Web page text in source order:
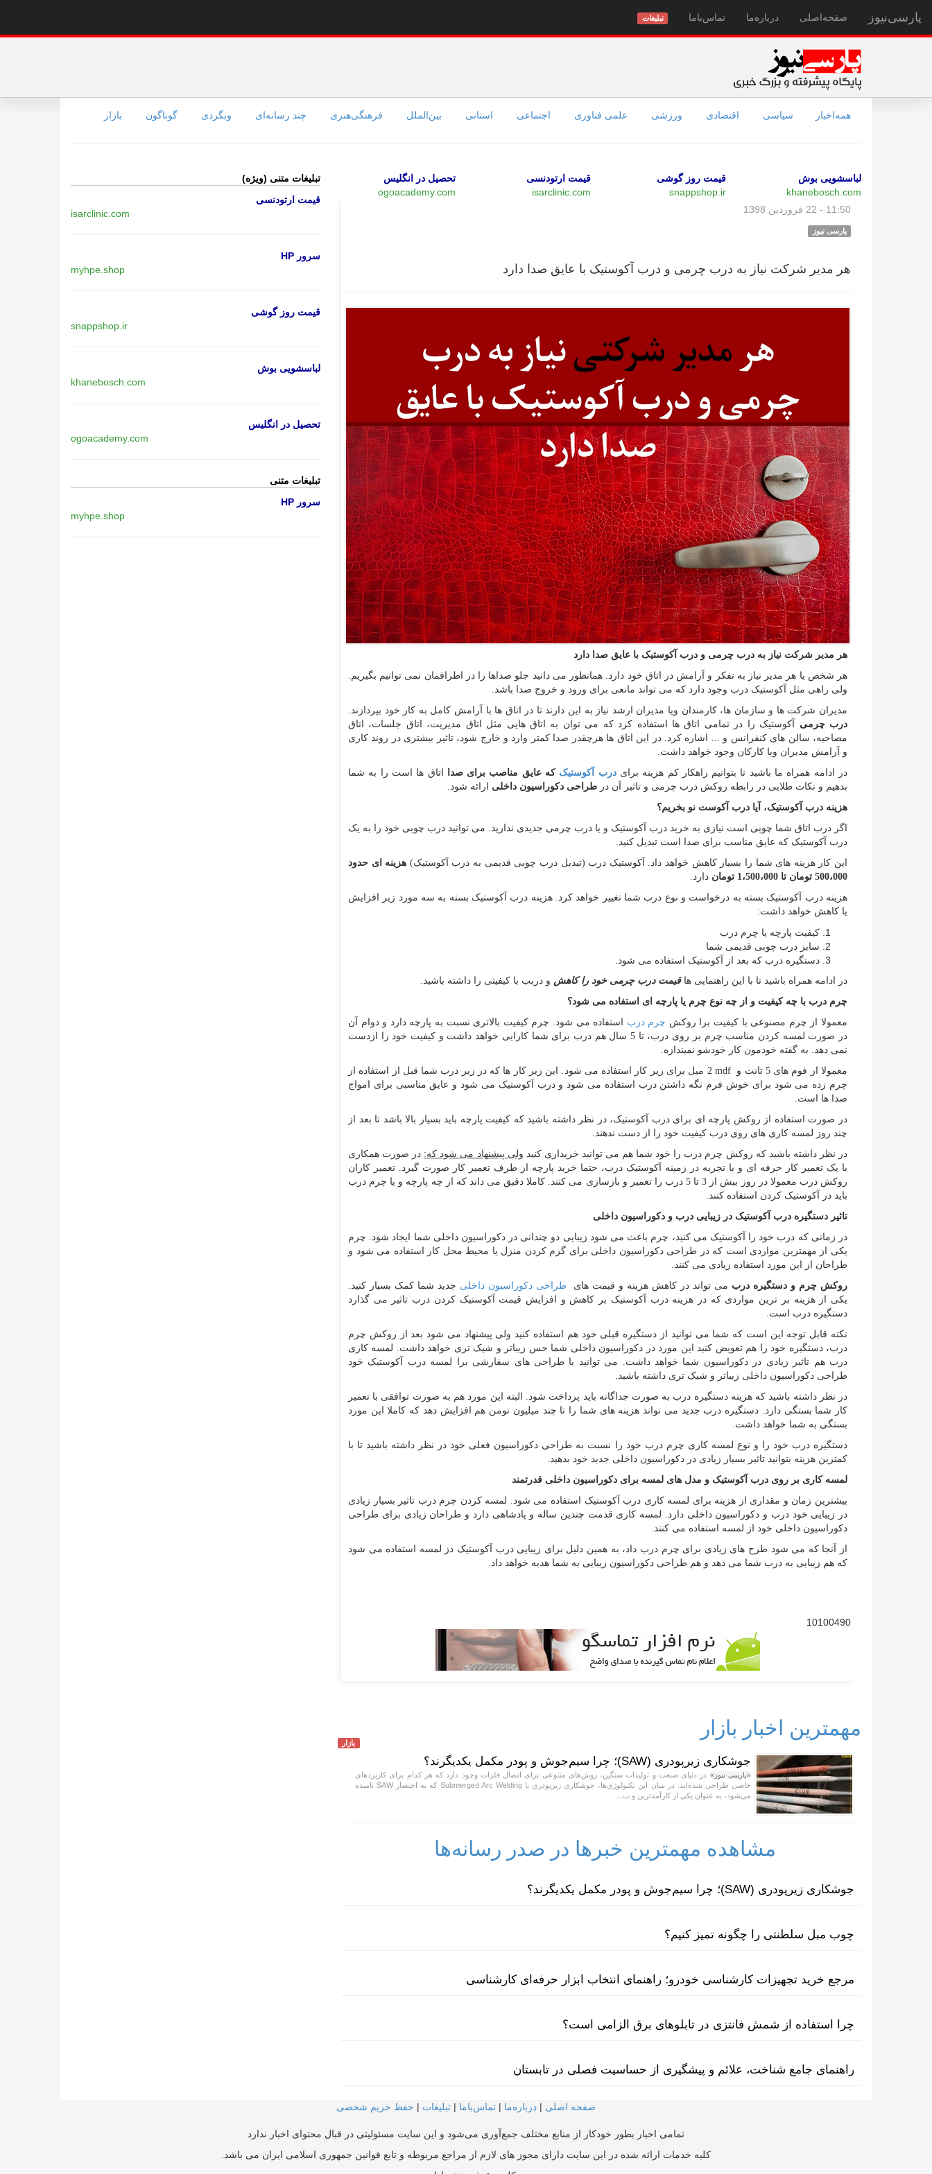
پارسی‌نیوز صفحه‌اصلی درباره‌ما تماس‌با‌ما تبلیغات
همه‌اخبار سیاسی اقتصادی ورزشی علمی فناوری اجتماعی استانی بین‌الملل فرهنگی‌هنری چند رسانه‌ای وبگردی گوناگون بازار
لباسشویی بوش
khanebosch.com
قیمت روز گوشی
snappshop.ir
قیمت ارتودنسی
isarclinic.com
تحصیل در انگلیس
ogoacademy.com
11:50 - 22 فروردین 1398
پارسی نیوز
هر مدیر شرکت نیاز به درب چرمی و درب آکوستیک با عایق صدا دارد
هر مدیر شرکت نیاز به درب چرمی و درب آکوستیک با عایق صدا دارد
هر شخص یا هر مدیر نیاز به تفکر و آرامش در اتاق خود دارد. همانطور می دانید جلو صداها را در اطرافمان نمی توانیم بگیریم.
ولی راهی مثل آکوستیک درب وجود دارد که می تواند مانعی برای ورود و خروج صدا باشد.
مدیران شرکت ها و سازمان ها، کارمندان ویا مدیران ارشد نیاز به این دارند تا در اتاق ها با آرامش کامل به کار خود بپردازند.
درب چرمی
آکوستیک را در تمامی اتاق ها استفاده کرد که می توان به اتاق هایی مثل اتاق مدیریت، اتاق جلسات، اتاق
مصاحبه، سالن های کنفرانس و ... اشاره کرد. در این اتاق ها هرچقدر صدا کمتر وارد و خارج شود، تاثیر بیشتری در روند کاری
و آرامش مدیران ویا کارکان وجود خواهد داشت.
در ادامه همراه ما باشید تا بتوانیم راهکار کم هزینه برایدرب آکوستیک که عایق مناصب برای صدا
اتاق ها است را به شما
بدهیم و نکات طلایی در رابطه روکش درب چرمی و تاثیر آن در طراحی دکوراسیون داخلی ارائه شود.
هزینه درب آکوستیک، آیا درب آکوست نو بخریم؟
اگر درب اتاق شما چوبی است نیازی به خرید درب آکوستیک و یا درب چرمی جدیدی ندارید. می توانید درب چوبی خود را به یک
درب آکوستیک که عایق مناسب برای صدا است تبدیل کنید.
این کار هزینه های شما را بسیار کاهش خواهد داد. آکوستیک درب (تبدیل درب چوبی قدیمی به درب آکوستیک) هزینه ای حدود
500،000 تومان تا 1،500،000 تومان
دارد.
هزینه درب آکوستیک بسته به درخواست و نوع درب شما تغییر خواهد کرد. هزینه درب آکوستیک بسته به سه مورد زیر افزایش
یا کاهش خواهد داشت:
کیفیت پارچه یا چرم درب
سایز درب چوبی قدیمی شما
دستگیره درب که بعد از آکوستیک استفاده می شود.
در ادامه همراه باشید تا با این راهنمایی هاقیمت درب چرمی خود را کاهش و دربب با کیفیتی را داشته باشید.
چرم درب با چه کیفیت و از چه نوع چرم یا پارچه ای استفاده می شود؟
معمولا از چرم مصنوعی با کیفیت برا روکش چرم درب استفاده می شود. چرم کیفیت بالاتری نسبت به پارچه دارد و دوام آن
در صورت لمسه کردن مناسب چرم بر روی درب، تا 5 سال هم درب برای شما کارایی خواهد داشت و کیفیت خود را ازدست
نمی دهد. به گفته خودمون کار خودشو نمیندازه.
معمولا از فوم های 5 ثانت و
mdf
2 میل برای زیر کار استفاده می شود. این زیر کار ها که در زیر درب شما قبل از استفاده از
چرم زده می شود برای خوش فرم نگه داشتن درب استفاده می شود و درب آکوستیک می شود و عایق مناسبی برای امواج
صدا ها است.
در صورت استفاده از روکش پارچه ای برای درب آکوستیک، در نظر داشته باشید که کیفیت پارچه باید بسیار بالا باشد تا بعد از
چند روز لمسه کاری های روی درب کیفیت خود را از دست ندهند.
در نظر داشته باشید که روکش چرم درب را خود شما هم می توانید خریداری کنید ولی پیشنهاد می شود که: در صورت همکاری
با یک تعمیر کار حرفه ای و با تجربه در زمینه آکوستیک درب، حتما خرید پارچه از طرف تعمیر کار صورت گیرد. تعمیر کاران
روکش درب معمولا در روز بیش از 3 تا 5 درب را تعمیر و بازسازی می کنند. کاملا دقیق می داند که از چه پارچه و یا چرم درب
باید در آکوستیک کردن استفاده کنند.
تاثیر دستگیره درب آکوستیک در زیبایی درب و دکوراسیون داخلی
در زمانی که درب خود را آکوستیک می کنید، چرم باعث می شود زیبایی دو چندانی در دکوراسیون داخلی شما ایجاد شود. چرم
یکی از مهمترین مواردی است که در طراحی دکوراسیون داخلی برای گرم کردن منزل یا محیط محل کار استفاده می شود و
طراحان از این مورد استفاده زیادی می کنند.
روکش چرم و دستگیره درب می تواند در کاهش هزینه و قیمت های طراحی دکوراسیون داخلی جدید شما کمک بسیار کنید.
یکی از هزینه بر ترین مواردی که در هزینه درب آکوستیک بر کاهش و افزایش قیمت آکوستیک کردن درب تاثیر می گذارد
دستگیره درب است.
نکته قابل توجه این است که شما می توانید از دستگیره قبلی خود هم استفاده کنید ولی پیشنهاد می شود بعد از روکش چرم
درب، دستگیره خود را هم تعویض کنید این مورد در دکوراسیون داخلی شما حس زیباتر و شیک تری خواهد داشت. لمسه کاری
درب هم تاثیر زیادی در دکوراسیون شما خواهد داشت. می توانید با طراحی های سفارشی برا لمسه درب آکوستیک خود
طراحی دکوراسیون داخلی زیباتر و شیک تری داشته باشید.
در نظر داشته باشید که هزینه دستگیره درب به صورت جداگانه باید پرداخت شود. البته این مورد هم به صورت توافقی با تعمیر
کار شما بستگی دارد. دستگیره درب جدید می تواند هزینه های شما را تا چند میلیون تومن هم افزایش دهد که کاملا این مورد
بستگی به شما خواهد داشت.
دستگیره درب خود را و نوع لمسه کاری چرم درب خود را نسبت به طراحی دکوراسیون فعلی خود در نظر داشته باشید تا با
کمترین هزینه بتوانید تاثیر بسیار زیادی در دکوراسیون داخلی جدید خود بدهید.
لمسه کاری بر روی درب آکوستیک و مدل های لمسه برای دکوراسیون داخلی قدرتمند
بیشترین زمان و مقداری از هزینه برای لمسه کاری درب آکوستیک استفاده می شود. لمسه کردن چرم درب تاثیر بسیار زیادی
در زیبایی خود درب و دکوراسیون داخلی دارد. لمسه کاری قدمت چندین ساله و پادشاهی دارد و طراحان زیادی برای طراحی
دکوراسیون داخلی خود از لمسه استفاده می کنند.
از آنجا که می شود طرح های زیادی برای چرم درب داد، به همین دلیل برای زیبایی درب آکوستیک دز لمسه استفاده می شود
که هم زیبایی به درب شما می دهد و هم طراحی دکوراسیون زیبایی به شما هدیه خواهد داد.
10100490
مهمترین اخبار بازار
بازار
جوشکاری زیرپودری (SAW)؛ چرا سیم‌جوش و پودر مکمل یکدیگرند؟
«پارسی نیوز» در دنیای صنعت و تولیدات سنگین، روش‌های متنوعی برای اتصال فلزات وجود دارد که هر کدام برای کاربردهای
خاصی طراحی شده‌اند. در میان این تکنولوژی‌ها، جوشکاری زیرپودری یا Submerged Arc Welding که به اختصار SAW نامیده
می‌شود، به عنوان یکی از کارآمدترین و ب...
مشاهده مهمترین خبرها در صدر رسانه‌ها
جوشکاری زیرپودری (SAW)؛ چرا سیم‌جوش و پودر مکمل یکدیگرند؟
چوب مبل سلطنتی را چگونه تمیز کنیم؟
مرجع خرید تجهیزات کارشناسی خودرو؛ راهنمای انتخاب ابزار حرفه‌ای کارشناسی
چرا استفاده از شمش فانتزی در تابلوهای برق الزامی است؟
راهنمای جامع شناخت، علائم و پیشگیری از حساسیت فصلی در تابستان
تبلیغات متنی (ویژه)
قیمت ارتودنسی
isarclinic.com
سرور HP
myhpe.shop
قیمت روز گوشی
snappshop.ir
لباسشویی بوش
khanebosch.com
تحصیل در انگلیس
ogoacademy.com
تبلیغات متنی
سرور HP
myhpe.shop
صفحه اصلی | درباره‌ما | تماس‌با‌ما | تبلیغات | حفظ حریم شخصی
تمامی اخبار بطور خودکار از منابع مختلف جمع‌آوری می‌شود و این سایت مسئولیتی در قبال محتوای اخبار ندارد
کلیه خدمات ارائه شده در این سایت دارای مجوز های لازم از مراجع مربوطه و تابع قوانین جمهوری اسلامی ایران می باشد.